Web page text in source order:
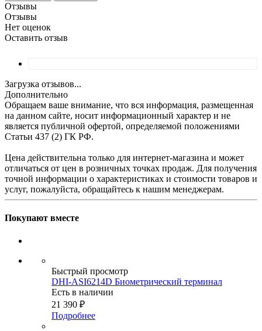
Отзывы
Отзывы
Нет оценок
Оставить отзыв
Загрузка отзывов...
Дополнительно
Обращаем ваше внимание, что вся информация, размещенная
на данном сайте, носит информационный характер и не
является публичной офертой, определяемой положениями
Статьи 437 (2) ГК РФ.
Цена действительна только для интернет-магазина и может
отличаться от цен в розничных точках продаж. Для получения
точной информации о характеристиках и стоимости товаров и
услуг, пожалуйста, обращайтесь к нашим менеджерам.
Покупают вместе
Быстрый просмотр
DHI-ASI6214D Биометрический терминал
Есть в наличии
21 390 ₽
Подробнее